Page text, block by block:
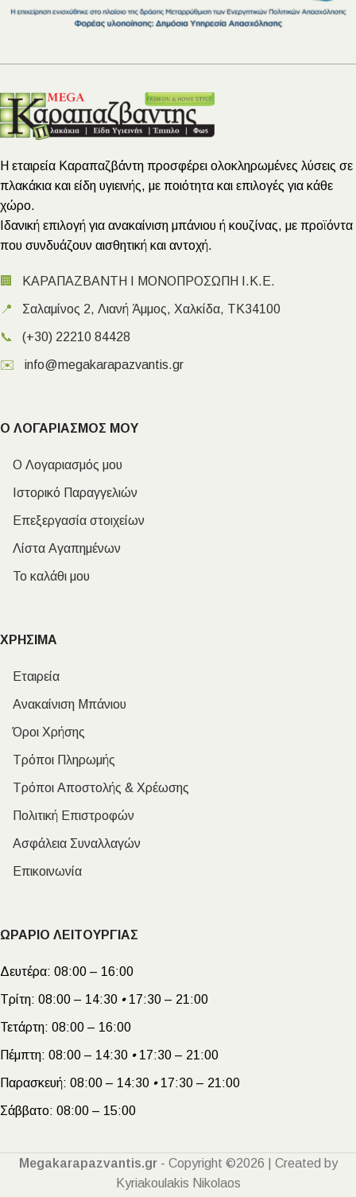
Η εταιρεία Καραπαζβάντη προσφέρει ολοκληρωμένες λύσεις σε
πλακάκια και είδη υγιεινής, με ποιότητα και επιλογές για κάθε
χώρο.
Ιδανική επιλογή για ανακαίνιση μπάνιου ή κουζίνας, με προϊόντα
που συνδυάζουν αισθητική και αντοχή.
🏢 ΚΑΡΑΠΑΖΒΑΝΤΗ Ι ΜΟΝΟΠΡΟΣΩΠΗ Ι.Κ.Ε.
📍 Σαλαμίνος 2, Λιανή Άμμος, Χαλκίδα, ΤΚ34100
📞 (+30) 22210 84428
✉️ info@megakarapazvantis.gr
Ο ΛΟΓΑΡΙΑΣΜΟΣ ΜΟΥ
Ο Λογαριασμός μου
Ιστορικό Παραγγελιών
Επεξεργασία στοιχείων
Λίστα Αγαπημένων
Το καλάθι μου
ΧΡΗΣΙΜΑ
Εταιρεία
Ανακαίνιση Μπάνιου
Όροι Χρήσης
Τρόποι Πληρωμής
Τρόποι Αποστολής & Χρέωσης
Πολιτική Επιστροφών
Ασφάλεια Συναλλαγών
Επικοινωνία
ΩΡΑΡΙΟ ΛΕΙΤΟΥΡΓΙΑΣ
Δευτέρα: 08:00 – 16:00
Τρίτη: 08:00 – 14:30 •17:30 – 21:00
Τετάρτη: 08:00 – 16:00
Πέμπτη: 08:00 – 14:30 •17:30 – 21:00
Παρασκευή: 08:00 – 14:30 •17:30 – 21:00
Σάββατο: 08:00 – 15:00
Megakarapazvantis.gr- Copyright ©2026 | Created by
Kyriakoulakis Nikolaos